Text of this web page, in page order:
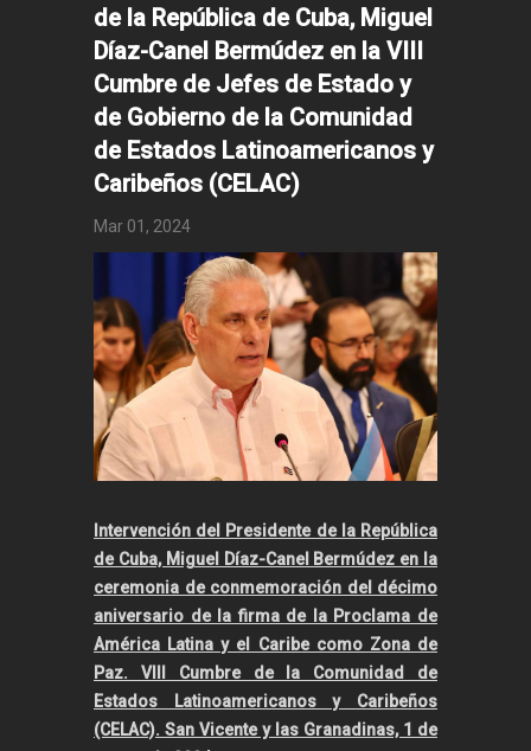
de la República de Cuba, Miguel
Díaz-Canel Bermúdez en la VIII
Cumbre de Jefes de Estado y
de Gobierno de la Comunidad
de Estados Latinoamericanos y
Caribeños (CELAC)
Mar 01, 2024
Intervención del Presidente de la República
de Cuba, Miguel Díaz-Canel Bermúdez en la
ceremonia de conmemoración del décimo
aniversario de la firma de la Proclama de
América Latina y el Caribe como Zona de
Paz. VIII Cumbre de la Comunidad de
Estados Latinoamericanos y Caribeños
(CELAC). San Vicente y las Granadinas, 1 de